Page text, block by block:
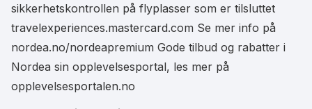
sikkerhetskontrollen på flyplasser som er tilsluttet
travelexperiences.mastercard.com Se mer info på
nordea.no/nordeapremium Gode tilbud og rabatter i
Nordea sin opplevelsesportal, les mer på
opplevelsesportalen.no